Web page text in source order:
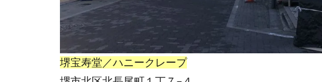
堺宝寿堂／ハニークレープ